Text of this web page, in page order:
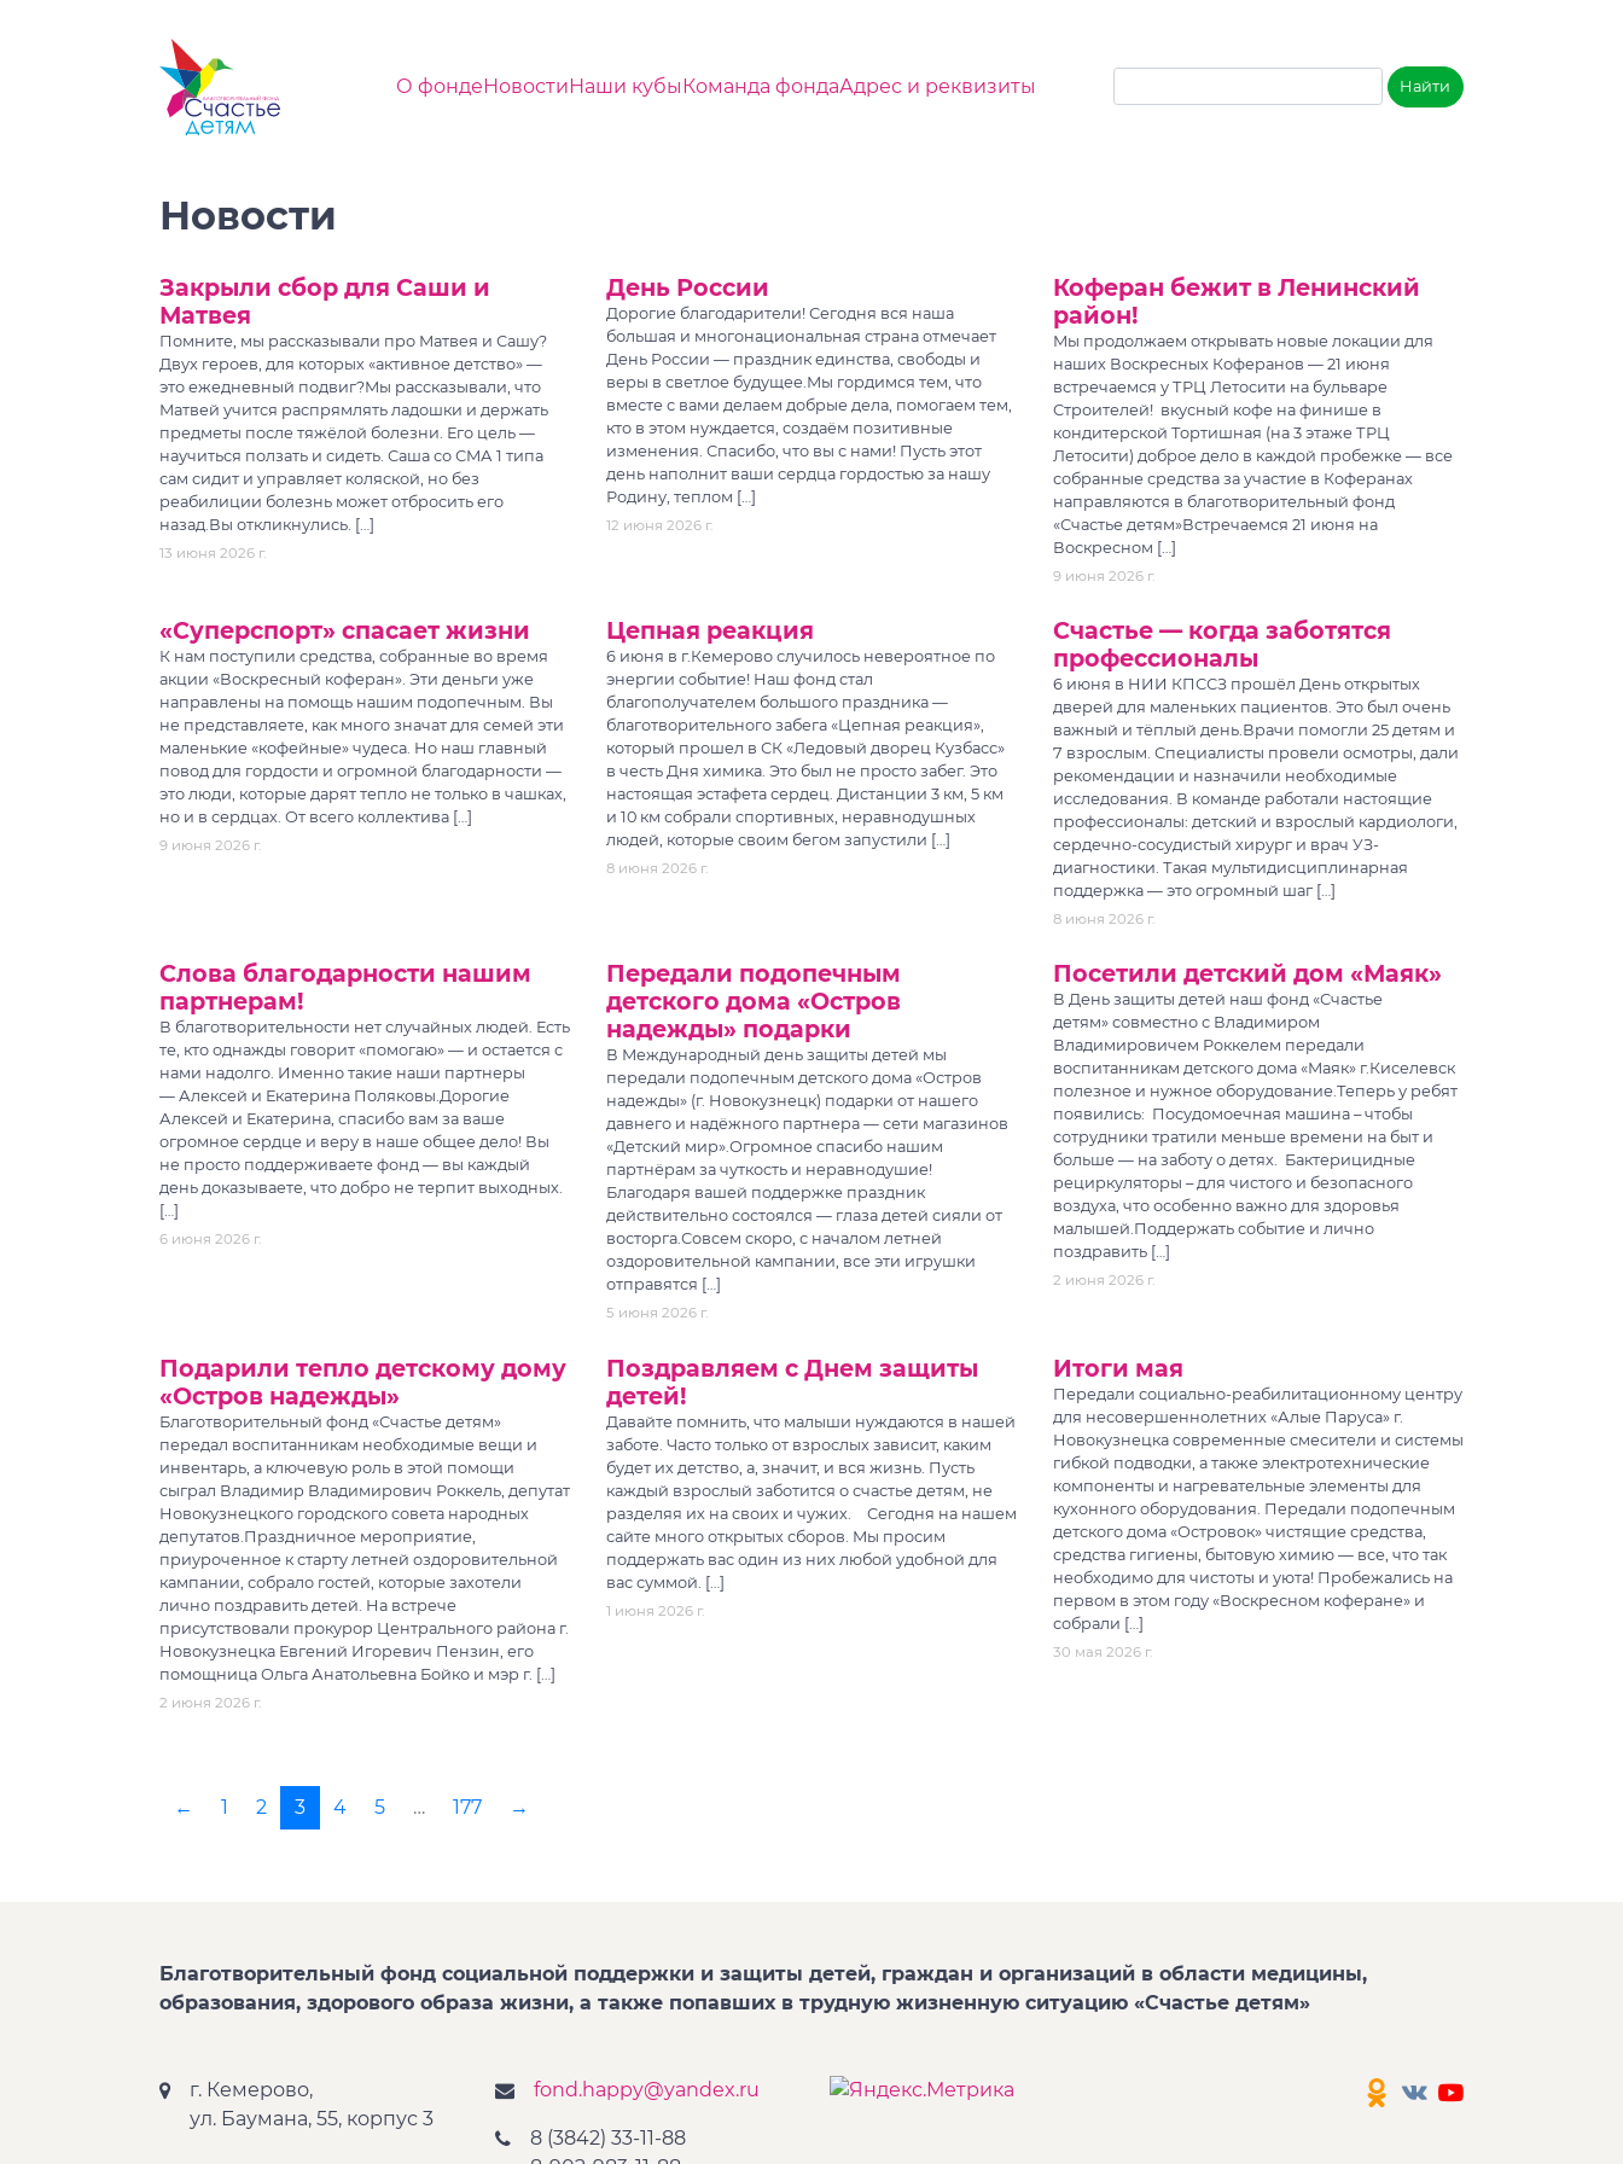
О фондеНовостиНаши кубыКоманда фондаАдрес и реквизиты
Новости
Закрыли сбор для Саши и
Матвея
Помните, мы рассказывали про Матвея и Сашу?
Двух героев, для которых «активное детство» —
это ежедневный подвиг?Мы рассказывали, что
Матвей учится распрямлять ладошки и держать
предметы после тяжёлой болезни. Его цель —
научиться ползать и сидеть. Саша со СМА 1 типа
сам сидит и управляет коляской, но без
реабилиции болезнь может отбросить его
назад.Вы откликнулись. […]
13 июня 2026 г.
День России
Дорогие благодарители! Сегодня вся наша
большая и многонациональная страна отмечает
День России — праздник единства, свободы и
веры в светлое будущее.Мы гордимся тем, что
вместе с вами делаем добрые дела, помогаем тем,
кто в этом нуждается, создаём позитивные
изменения. Спасибо, что вы с нами! Пусть этот
день наполнит ваши сердца гордостью за нашу
Родину, теплом […]
12 июня 2026 г.
Коферан бежит в Ленинский
район!
Мы продолжаем открывать новые локации для
наших Воскресных Коферанов — 21 июня
встречаемся у ТРЦ Летосити на бульваре
Строителей! ️ вкусный кофе на финише в
кондитерской Тортишная (на 3 этаже ТРЦ
Летосити) доброе дело в каждой пробежке — все
собранные средства за участие в Коферанах
направляются в благотворительный фонд
«Счастье детям»Встречаемся 21 июня на
Воскресном […]
9 июня 2026 г.
«Суперспорт» спасает жизни
К нам поступили средства, собранные во время
акции «Воскресный коферан». Эти деньги уже
направлены на помощь нашим подопечным. Вы
не представляете, как много значат для семей эти
маленькие «кофейные» чудеса. Но наш главный
повод для гордости и огромной благодарности —
это люди, которые дарят тепло не только в чашках,
но и в сердцах. От всего коллектива […]
9 июня 2026 г.
Цепная реакция
6 июня в г.Кемерово случилось невероятное по
энергии событие! Наш фонд стал
благополучателем большого праздника —
благотворительного забега «Цепная реакция»,
который прошел в СК «Ледовый дворец Кузбасс»
в честь Дня химика. Это был не просто забег. Это
настоящая эстафета сердец. Дистанции 3 км, 5 км
и 10 км собрали спортивных, неравнодушных
людей, которые своим бегом запустили […]
8 июня 2026 г.
Счастье — когда заботятся
профессионалы
6 июня в НИИ КПССЗ прошёл День открытых
дверей для маленьких пациентов. Это был очень
важный и тёплый день.Врачи помогли 25 детям и
7 взрослым. Специалисты провели осмотры, дали
рекомендации и назначили необходимые
исследования. В команде работали настоящие
профессионалы: детский и взрослый кардиологи,
сердечно-сосудистый хирург и врач УЗ-
диагностики. Такая мультидисциплинарная
поддержка — это огромный шаг […]
8 июня 2026 г.
Слова благодарности нашим
партнерам!
В благотворительности нет случайных людей. Есть
те, кто однажды говорит «помогаю» — и остается с
нами надолго. Именно такие наши партнеры
— Алексей и Екатерина Поляковы.Дорогие
Алексей и Екатерина, спасибо вам за ваше
огромное сердце и веру в наше общее дело! Вы
не просто поддерживаете фонд — вы каждый
день доказываете, что добро не терпит выходных.
[…]
6 июня 2026 г.
Передали подопечным
детского дома «Остров
надежды» подарки
В Международный день защиты детей мы
передали подопечным детского дома «Остров
надежды» (г. Новокузнецк) подарки от нашего
давнего и надёжного партнера — сети магазинов
«Детский мир».Огромное спасибо нашим
партнёрам за чуткость и неравнодушие!
Благодаря вашей поддержке праздник
действительно состоялся — глаза детей сияли от
восторга.Совсем скоро, с началом летней
оздоровительной кампании, все эти игрушки
отправятся […]
5 июня 2026 г.
Посетили детский дом «Маяк»
В День защиты детей наш фонд «Счастье
детям» совместно с Владимиром
Владимировичем Роккелем передали
воспитанникам детского дома «Маяк» г.Киселевск
полезное и нужное оборудование.Теперь у ребят
появились: Посудомоечная машина – чтобы
сотрудники тратили меньше времени на быт и
больше — на заботу о детях. Бактерицидные
рециркуляторы – для чистого и безопасного
воздуха, что особенно важно для здоровья
малышей.Поддержать событие и лично
поздравить […]
2 июня 2026 г.
Подарили тепло детскому дому
«Остров надежды»
Благотворительный фонд «Счастье детям»
передал воспитанникам необходимые вещи и
инвентарь, а ключевую роль в этой помощи
сыграл Владимир Владимирович Роккель, депутат
Новокузнецкого городского совета народных
депутатов.Праздничное мероприятие,
приуроченное к старту летней оздоровительной
кампании, собрало гостей, которые захотели
лично поздравить детей. На встрече
присутствовали прокурор Центрального района г.
Новокузнецка Евгений Игоревич Пензин, его
помощница Ольга Анатольевна Бойко и мэр г. […]
2 июня 2026 г.
Поздравляем с Днем защиты
детей!
Давайте помнить, что малыши нуждаются в нашей
заботе. Часто только от взрослых зависит, каким
будет их детство, а, значит, и вся жизнь. Пусть
каждый взрослый заботится о счастье детям, не
разделяя их на своих и чужих. ⠀Сегодня на нашем
сайте много открытых сборов. Мы просим
поддержать вас один из них любой удобной для
вас суммой. […]
1 июня 2026 г.
Итоги мая
Передали социально-реабилитационному центру
для несовершеннолетних «Алые Паруса» г.
Новокузнецка современные смесители и системы
гибкой подводки, а также электротехнические
компоненты и нагревательные элементы для
кухонного оборудования. Передали подопечным
детского дома «Островок» чистящие средства,
средства гигиены, бытовую химию — все, что так
необходимо для чистоты и уюта! Пробежались на
первом в этом году «Воскресном коферане» и
собрали […]
30 мая 2026 г.
← 1 2 3 4 5 … 177 →
Благотворительный фонд социальной поддержки и защиты детей, граждан и организаций в области медицины,
образования, здорового образа жизни, а также попавших в трудную жизненную ситуацию «Счастье детям»
г. Кемерово,
ул. Баумана, 55, корпус 3
fond.happy@yandex.ru
8 (3842) 33-11-88